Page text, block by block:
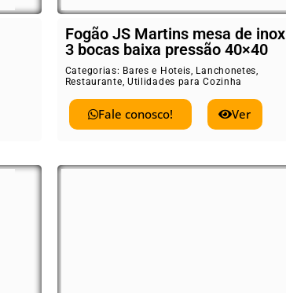
Fogão JS Martins mesa de inox
3 bocas baixa pressão 40×40
Categorias: Bares e Hoteis, Lanchonetes,
Restaurante, Utilidades para Cozinha
Fale conosco! Ver